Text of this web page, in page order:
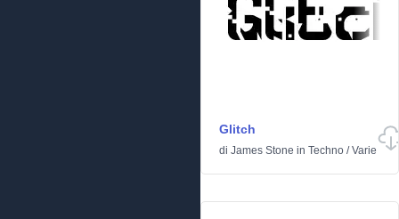
Glitch
di James Stone in Techno /Varie